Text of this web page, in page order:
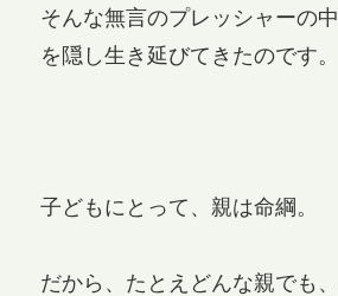
そんな無言のプレッシャーの
を隠し生き延びてきたのです。
子どもにとって、親は命綱。
だから、たとえどんな親でも